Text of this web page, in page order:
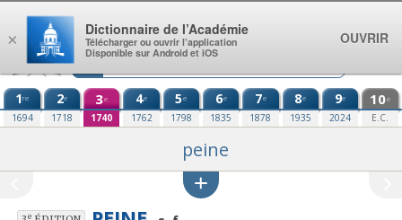
Aller au contenu
1re
1694
2e
1718
3e
1740
4e
1762
5e
1798
6e
1835
7e
1878
8e
1935
9e
2024
10e
E.C.
peine
e
×
Dictionnaire de l’Académie
Télécharger ou ouvrir l’application
Disponible sur Android et iOS
OUVRIR